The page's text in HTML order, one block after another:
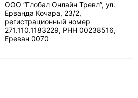
ООО “Глобал Онлайн Тревл”, ул.
Ерванда Кочара, 23/2,
регистрационный номер
271.110.1183229, РНН 00238516,
Ереван 0070